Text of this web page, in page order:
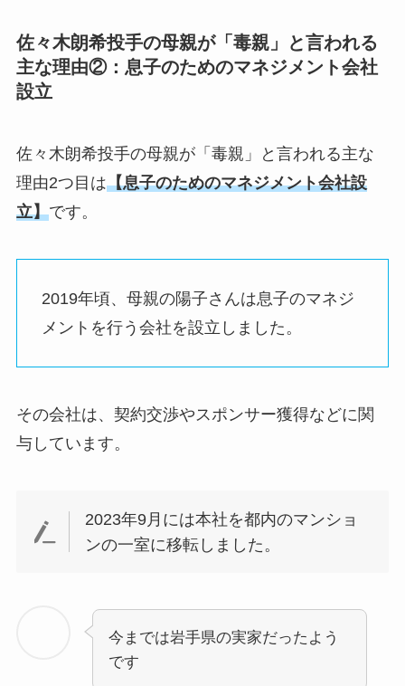
佐々木朗希投手の母親が「毒親」と言われる
主な理由②： 息子のためのマネジメント会社
設立
佐々木朗希投手の母親が「毒親」と言われる主な
理由2つ目は【息子のためのマネジメント会社設
立】です。
2019年頃、母親の陽子さんは息子のマネジ
メントを行う会社を設立しました。
その会社は、契約交渉やスポンサー獲得などに関
与しています。
2023年9月には本社を都内のマンショ
ンの一室に移転しました。
今までは岩手県の実家だったよう
です